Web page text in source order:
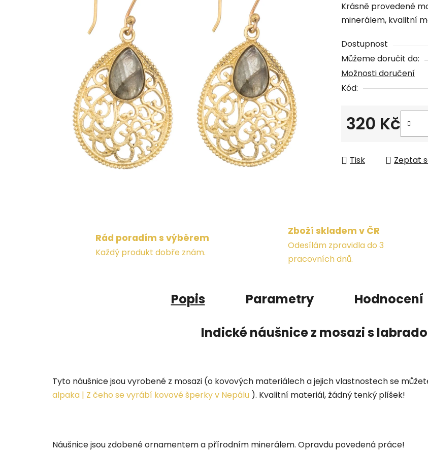
produktu
je
z
5
hvězdiček.
Krásně provedené
minerálem, kvalitní
Dostupnost
Můžeme doručit do:
Možnosti doručení
Kód:
320 Kč
Tisk Zeptat
Rád poradím s výběrem
Každý produkt dobře znám.
Zboží skladem v ČR
Odesílám zpravidla do 3
pracovních dnů.
Popis Parametry Hodnocení
Indické náušnice z mosazi s
Tyto náušnice jsou vyrobené z mosazi (o kovových materiálech a jejich vlastnostech se
alpaka | Z čeho se vyrábí kovové šperky v Nepálu ). Kvalitní materiál, žádný tenký plíšek!
Náušnice jsou zdobené ornamentem a přírodním minerálem. Opravdu povedená práce!